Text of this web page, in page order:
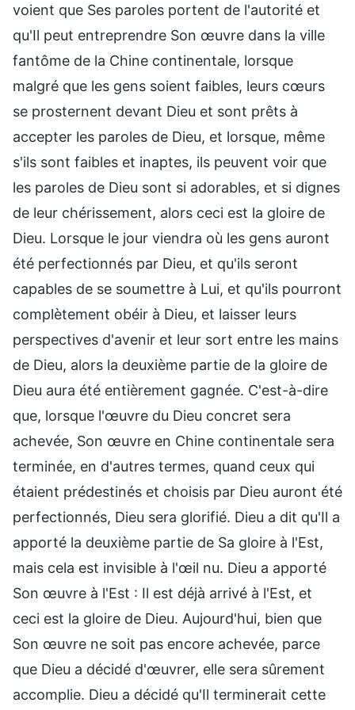
voient que Ses paroles portent de l'autorité et
qu'Il peut entreprendre Son œuvre dans la ville
fantôme de la Chine continentale, lorsque
malgré que les gens soient faibles, leurs cœurs
se prosternent devant Dieu et sont prêts à
accepter les paroles de Dieu, et lorsque, même
s'ils sont faibles et inaptes, ils peuvent voir que
les paroles de Dieu sont si adorables, et si dignes
de leur chérissement, alors ceci est la gloire de
Dieu. Lorsque le jour viendra où les gens auront
été perfectionnés par Dieu, et qu'ils seront
capables de se soumettre à Lui, et qu'ils pourront
complètement obéir à Dieu, et laisser leurs
perspectives d'avenir et leur sort entre les mains
de Dieu, alors la deuxième partie de la gloire de
Dieu aura été entièrement gagnée. C'est-à-dire
que, lorsque l'œuvre du Dieu concret sera
achevée, Son œuvre en Chine continentale sera
terminée, en d'autres termes, quand ceux qui
étaient prédestinés et choisis par Dieu auront été
perfectionnés, Dieu sera glorifié. Dieu a dit qu'Il a
apporté la deuxième partie de Sa gloire à l'Est,
mais cela est invisible à l'œil nu. Dieu a apporté
Son œuvre à l'Est : Il est déjà arrivé à l'Est, et
ceci est la gloire de Dieu. Aujourd'hui, bien que
Son œuvre ne soit pas encore achevée, parce
que Dieu a décidé d'œuvrer, elle sera sûrement
accomplie. Dieu a décidé qu'Il terminerait cette